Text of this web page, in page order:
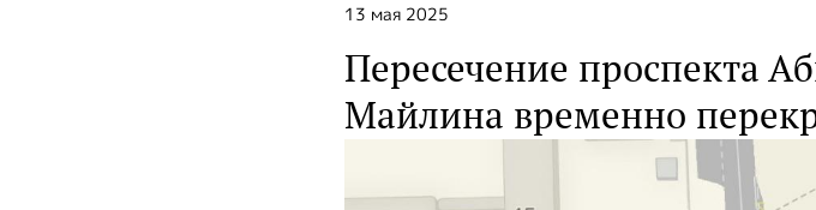
13 мая 2025
Пересечение проспекта
Майлина временно